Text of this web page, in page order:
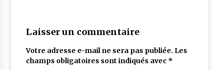
Laisser un commentaire
Votre adresse e-mail ne sera pas publiée. Les
champs obligatoires sont indiqués avec *